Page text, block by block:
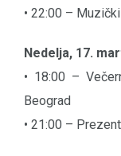
• 22:00 –
Nedelja, 17.
• 18:00 –
Beograd
• 21:00 –